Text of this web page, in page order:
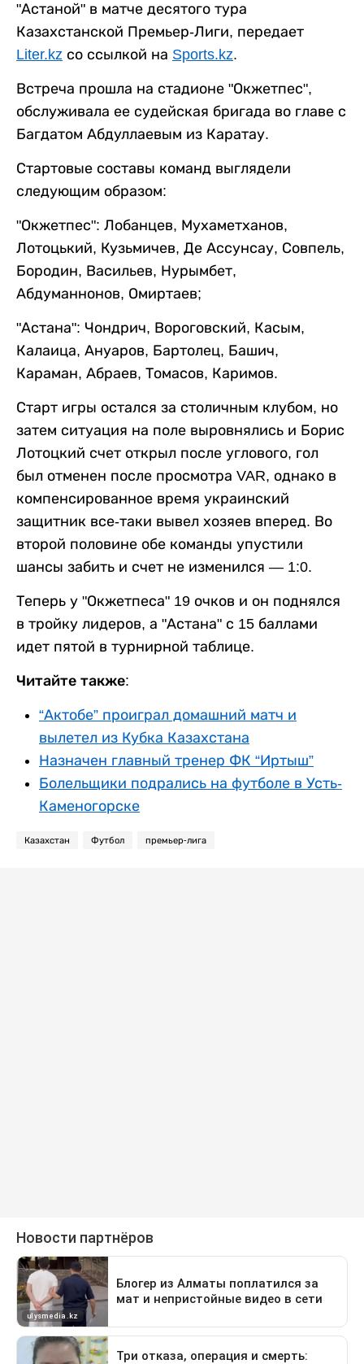
"Астаной" в матче десятого тура
Казахстанской Премьер-Лиги, передает
Liter.kz со ссылкой на Sports.kz.
Встреча прошла на стадионе "Окжетпес",
обслуживала ее судейская бригада во главе с
Багдатом Абдуллаевым из Каратау.
Стартовые составы команд выглядели
следующим образом:
"Окжетпес": Лобанцев, Мухаметханов,
Лотоцький, Кузьмичев, Де Ассунсау, Совпель,
Бородин, Васильев, Нурымбет,
Абдуманнонов, Омиртаев;
"Астана": Чондрич, Вороговский, Касым,
Калаица, Ануаров, Бартолец, Башич,
Караман, Абраев, Томасов, Каримов.
Старт игры остался за столичным клубом, но
затем ситуация на поле выровнялись и Борис
Лотоцкий счет открыл после углового, гол
был отменен после просмотра VAR, однако в
компенсированное время украинский
защитник все-таки вывел хозяев вперед. Во
второй половине обе команды упустили
шансы забить и счет не изменился — 1:0.
Теперь у "Окжетпеса" 19 очков и он поднялся
в тройку лидеров, а "Астана" с 15 баллами
идет пятой в турнирной таблице.
Читайте также:
“Актобе” проиграл домашний матч и
вылетел из Кубка Казахстана
Назначен главный тренер ФК “Иртыш”
Болельщики подрались на футболе в Усть-
Каменогорске
Казахстан Футбол премьер-лига